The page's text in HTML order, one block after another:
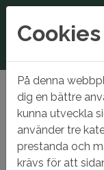
Hem Mina
Cookies
På denna
dig en bättre
kunna utveckla
använder tre
prestanda och
krävs för att